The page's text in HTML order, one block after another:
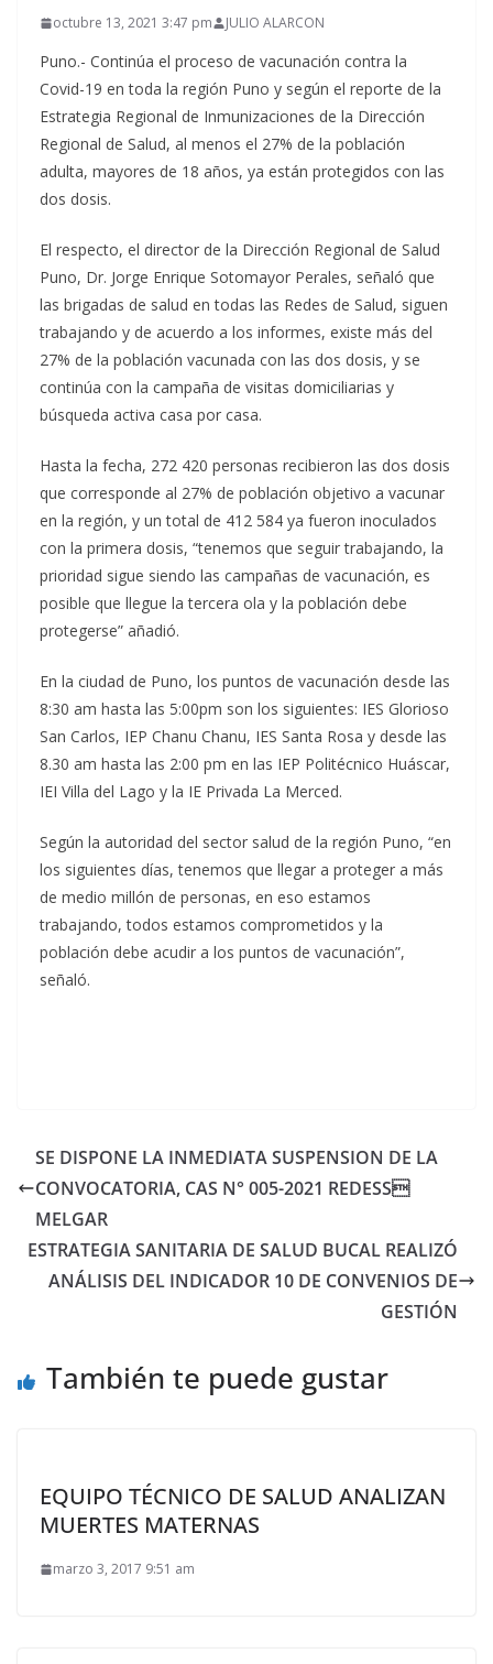
octubre 13, 2021 3:47 pm JULIO ALARCON
Puno.- Continúa el proceso de vacunación contra la
Covid-19 en toda la región Puno y según el reporte de la
Estrategia Regional de Inmunizaciones de la Dirección
Regional de Salud, al menos el 27% de la población
adulta, mayores de 18 años, ya están protegidos con las
dos dosis.
El respecto, el director de la Dirección Regional de Salud
Puno, Dr. Jorge Enrique Sotomayor Perales, señaló que
las brigadas de salud en todas las Redes de Salud, siguen
trabajando y de acuerdo a los informes, existe más del
27% de la población vacunada con las dos dosis, y se
continúa con la campaña de visitas domiciliarias y
búsqueda activa casa por casa.
Hasta la fecha, 272 420 personas recibieron las dos dosis
que corresponde al 27% de población objetivo a vacunar
en la región, y un total de 412 584 ya fueron inoculados
con la primera dosis, “tenemos que seguir trabajando, la
prioridad sigue siendo las campañas de vacunación, es
posible que llegue la tercera ola y la población debe
protegerse” añadió.
En la ciudad de Puno, los puntos de vacunación desde las
8:30 am hasta las 5:00pm son los siguientes: IES Glorioso
San Carlos, IEP Chanu Chanu, IES Santa Rosa y desde las
8.30 am hasta las 2:00 pm en las IEP Politécnico Huáscar,
IEI Villa del Lago y la IE Privada La Merced.
Según la autoridad del sector salud de la región Puno, “en
los siguientes días, tenemos que llegar a proteger a más
de medio millón de personas, en eso estamos
trabajando, todos estamos comprometidos y la
población debe acudir a los puntos de vacunación”,
señaló.
SE DISPONE LA INMEDIATA SUSPENSION DE LA
CONVOCATORIA, CAS N° 005-2021 REDESS
MELGAR
ESTRATEGIA SANITARIA DE SALUD BUCAL REALIZÓ
ANÁLISIS DEL INDICADOR 10 DE CONVENIOS DE
GESTIÓN
También te puede gustar
EQUIPO TÉCNICO DE SALUD ANALIZAN
MUERTES MATERNAS
marzo 3, 2017 9:51 am